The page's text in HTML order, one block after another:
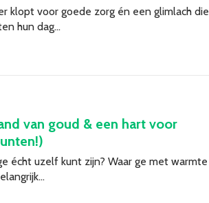
klopt voor goede zorg én een glimlach die
hun dag…
van goud & een hart voor
écht uzelf kunt zijn? Waar ge met warmte